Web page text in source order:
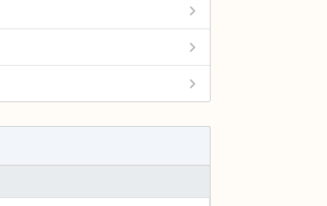
keyboard_arrow_right
keyboard_arrow_right
keyboard_arrow_right